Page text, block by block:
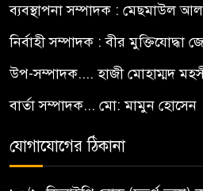
ব্যবস্থাপনা সম্পাদক : মেছমাউল
নির্বাহী সম্পাদক : বীর মুক্তিযোদ্ধা
উপ-সম্পাদক.... হাজী মোহাম্মদ
বার্তা সম্পাদক... মো: মামুন হোসেন
যোগাযোগের ঠিকানা